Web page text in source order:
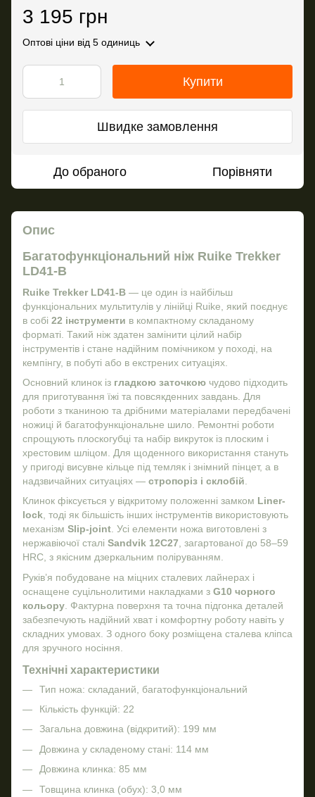
3 195 грн
Оптові ціни від 5 одиниць
Купити
Швидке замовлення
До обраного Порівняти
Опис
Багатофункціональний ніж Ruike Trekker
LD41-B
Ruike Trekker LD41-B — це один із найбільш
функціональних мультитулів у лінійці Ruike, який поєднує
в собі 22 інструменти в компактному складаному
форматі. Такий ніж здатен замінити цілий набір
інструментів і стане надійним помічником у поході, на
кемпінгу, в побуті або в екстрених ситуаціях.
Основний клинок із гладкою заточкою чудово підходить
для приготування їжі та повсякденних завдань. Для
роботи з тканиною та дрібними матеріалами передбачені
ножиці й багатофункціональне шило. Ремонтні роботи
спрощують плоскогубці та набір викруток із плоским і
хрестовим шліцом. Для щоденного використання стануть
у пригоді висувне кільце під темляк і знімний пінцет, а в
надзвичайних ситуаціях — стропоріз і склобій
Клинок фіксується у відкритому положенні замком Liner-
lock, тоді як більшість інших інструментів використовують
механізм Slip-joint. Усі елементи ножа виготовлені з
нержавіючої сталі Sandvik 12C27, загартованої до 58–59
HRC, з якісним дзеркальним поліруванням.
Руків’я побудоване на міцних сталевих лайнерах і
оснащене суцільнолитими накладками з G10 чорного
кольору . Фактурна поверхня та точна підгонка деталей
забезпечують надійний хват і комфортну роботу навіть у
складних умовах. З одного боку розміщена сталева кліпса
для зручного носіння.
Технічні характеристики
Тип ножа: складаний, багатофункціональний
Кількість функцій: 22
Загальна довжина (відкритий): 199 мм
Довжина у складеному стані: 114 мм
Довжина клинка: 85 мм
Товщина клинка (обух): 3,0 мм